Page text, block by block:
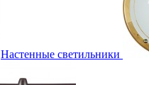
Настенные светильники